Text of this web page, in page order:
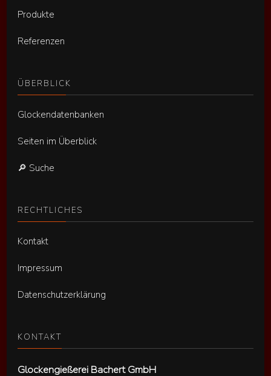
Produkte
Referenzen
ÜBERBLICK
Glockendatenbanken
Seiten im Überblick
🔎 Suche
RECHTLICHES
Kontakt
Impressum
Datenschutzerklärung
KONTAKT
Glockengießerei Bachert GmbH